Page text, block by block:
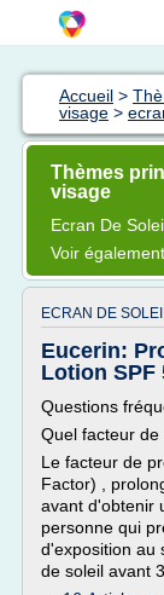
Accueil >
visage >
Thèmes
visage
Ecran De
Voir également
ECRAN DE
Eucerin:
Lotion SPF
Questions
Quel facteur
Le facteur de
Factor) ,
avant d'obtenir
personne qui
d'exposition au
de soleil avant